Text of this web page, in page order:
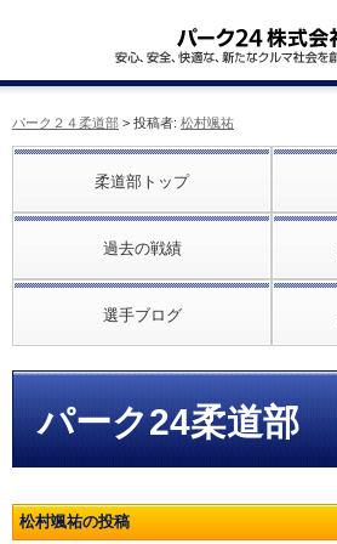
パーク２４柔道部 > 投稿者: 松村颯祐
柔道部トップ
過去の戦績
選手ブログ
パーク24柔道部
松村颯祐の投稿